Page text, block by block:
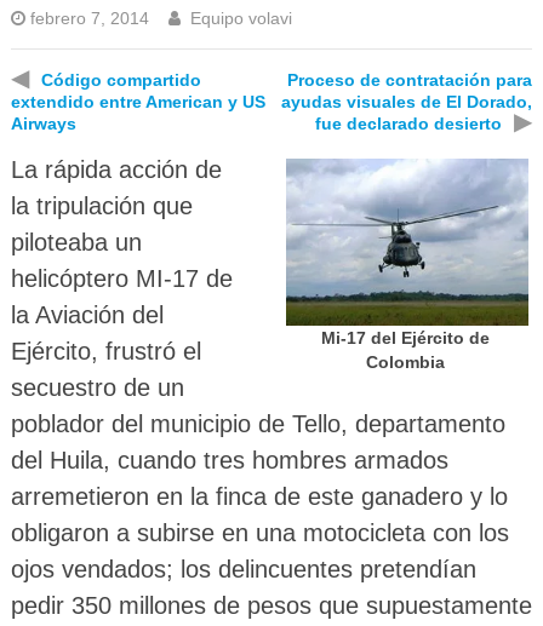
febrero 7, 2014 Equipo volavi
◀
Código compartido
extendido entre American y US
Airways
Proceso de contratación para
ayudas visuales de El Dorado,
fue declarado desierto
▶
Mi-17 del Ejército de
Colombia
La rápida acción de
la tripulación que
piloteaba un
helicóptero MI-17 de
la Aviación del
Ejército, frustró el
secuestro de un
poblador del municipio de Tello, departamento
del Huila, cuando tres hombres armados
arremetieron en la finca de este ganadero y lo
obligaron a subirse en una motocicleta con los
ojos vendados; los delincuentes pretendían
pedir 350 millones de pesos que supuestamente